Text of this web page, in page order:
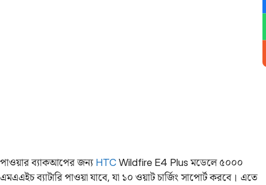
পাওয়ার ব্যাকআপের জন্য HTC Wildfire E4 Plus মডেলে ৫০০০
এমএএইচ ব্যাটারি পাওয়া যাবে, যা ১০ ওয়াট চার্জিং সাপোর্ট করবে। এতে